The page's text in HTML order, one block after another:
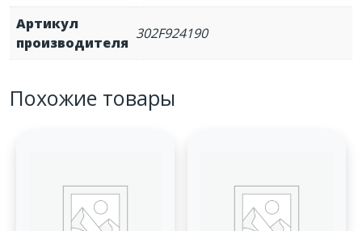
Артикул
производителя
302F924190
Похожие товары